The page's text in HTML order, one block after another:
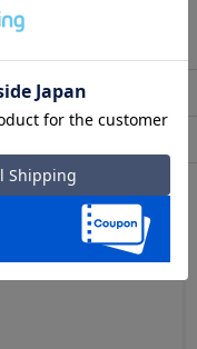
わせる
交換について